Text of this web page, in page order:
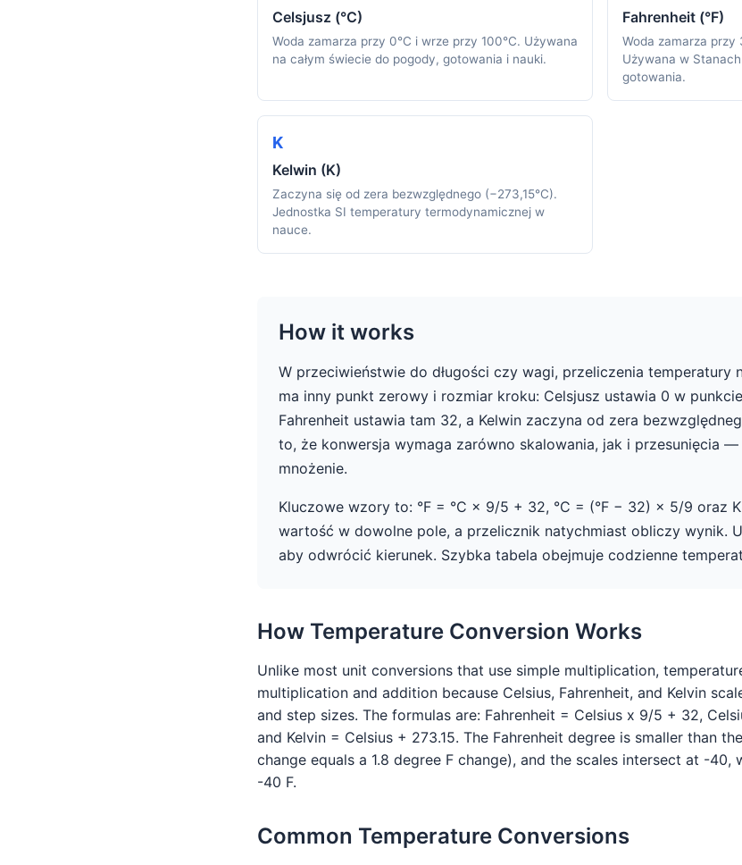
Celsjusz (°C)
Woda zamarza przy 0°C i wrze przy 100°C. Używana
na całym świecie do pogody, gotowania i nauki.
Fahrenheit (°F)
Woda zamarza przy
Używana w
gotowania.
K
Kelwin (K)
Zaczyna się od zera bezwzględnego (−273,15°C).
Jednostka SI temperatury termodynamicznej w
nauce.
How it works
W przeciwieństwie do długości czy wagi, przeliczenia temperatury
ma inny punkt zerowy i rozmiar kroku: Celsjusz ustawia 0 w
Fahrenheit ustawia tam 32, a Kelwin zaczyna od zera
to, że konwersja wymaga zarówno skalowania, jak i przesunięcia
mnożenie.
Kluczowe wzory to: °F = °C × 9/5 + 32, °C = (°F − 32) × 5/9 oraz
wartość w dowolne pole, a przelicznik natychmiast obliczy wynik.
aby odwrócić kierunek. Szybka tabela obejmuje codzienne
How Temperature Conversion Works
Unlike most unit conversions that use simple multiplication,
multiplication and addition because Celsius, Fahrenheit, and Kelvin
and step sizes. The formulas are: Fahrenheit = Celsius x 9/5 + 32,
and Kelvin = Celsius + 273.15. The Fahrenheit degree is smaller than
change equals a 1.8 degree F change), and the scales intersect at -40,
-40 F.
Common Temperature Conversions